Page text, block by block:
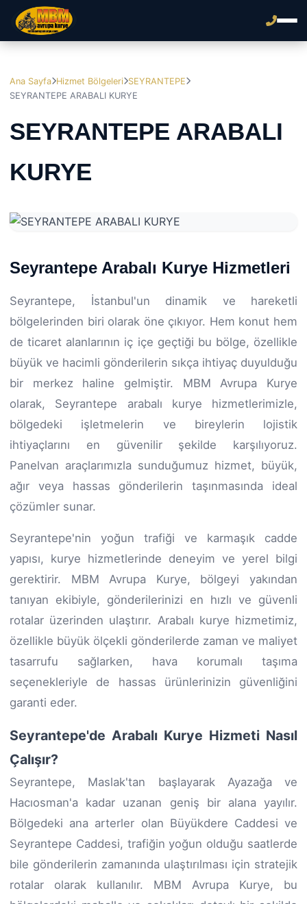
Ana Sayfa Hizmet Bölgeleri SEYRANTEPE
SEYRANTEPE ARABALI KURYE
SEYRANTEPE ARABALI
KURYE
Seyrantepe Arabalı Kurye Hizmetleri
Seyrantepe, İstanbul'un dinamik ve hareketli
bölgelerinden biri olarak öne çıkıyor. Hem konut hem
de ticaret alanlarının iç içe geçtiği bu bölge, özellikle
büyük ve hacimli gönderilerin sıkça ihtiyaç duyulduğu
bir merkez haline gelmiştir. MBM Avrupa Kurye
olarak, Seyrantepe arabalı kurye hizmetlerimizle,
bölgedeki işletmelerin ve bireylerin lojistik
ihtiyaçlarını en güvenilir şekilde karşılıyoruz.
Panelvan araçlarımızla sunduğumuz hizmet, büyük,
ağır veya hassas gönderilerin taşınmasında ideal
çözümler sunar.
Seyrantepe'nin yoğun trafiği ve karmaşık cadde
yapısı, kurye hizmetlerinde deneyim ve yerel bilgi
gerektirir. MBM Avrupa Kurye, bölgeyi yakından
tanıyan ekibiyle, gönderilerinizi en hızlı ve güvenli
rotalar üzerinden ulaştırır. Arabalı kurye hizmetimiz,
özellikle büyük ölçekli gönderilerde zaman ve maliyet
tasarrufu sağlarken, hava korumalı taşıma
seçenekleriyle de hassas ürünlerinizin güvenliğini
garanti eder.
Seyrantepe'de Arabalı Kurye Hizmeti Nasıl
Çalışır?
Seyrantepe, Maslak'tan başlayarak Ayazağa ve
Hacıosman'a kadar uzanan geniş bir alana yayılır.
Bölgedeki ana arterler olan Büyükdere Caddesi ve
Seyrantepe Caddesi, trafiğin yoğun olduğu saatlerde
bile gönderilerin zamanında ulaştırılması için stratejik
rotalar olarak kullanılır. MBM Avrupa Kurye, bu